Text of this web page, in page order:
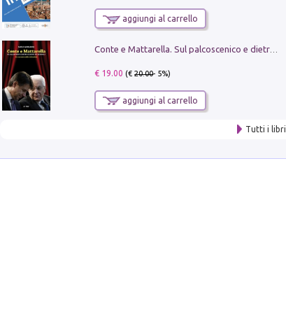
aggiungi al carrello
€ 19.00 (€20.00- 5%)
aggiungi al carrello
Tutti i libri